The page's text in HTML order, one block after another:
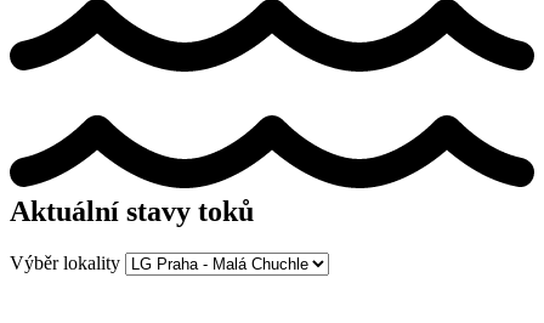
Aktuální stavy toků
Výběr lokality